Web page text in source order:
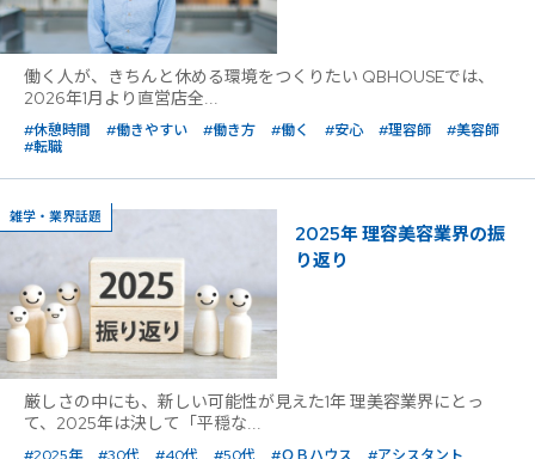
働く人が、きちんと休める環境をつくりたい QBHOUSEでは、
2026年1月より直営店全...
#休憩時間 #働きやすい #働き方 #働く #安心 #理容師
#美容師
#転職
雑学・業界話題
2025年 理容美容業界の振
り返り
厳しさの中にも、新しい可能性が見えた1年 理美容業界にとっ
て、2025年は決して「平穏な...